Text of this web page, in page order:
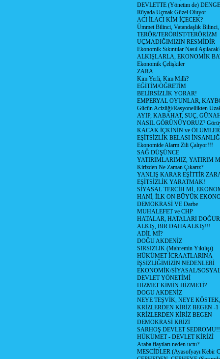
DEVLETTE (Yönetim de)
Rüyada Uçmak Güzel Oluyor
ACI İLACI KİM İÇECEK?
Ümmet Bilinci, Vatandaşlık
TERÖR/TERÖRİST/TERÖRİZM
UÇMADIĞIMIZIN RESMİDİR
Ekonomik Sıkıntılar Nasıl
ALKIŞLARLA, EKONOMİK
Ekonomik Çelişkiler
ZARA
Kim Yerli, Kim Milli?
EĞİTİM/ÖĞRETİM
BELİRSİZLİK YORAR!
EMPERYAL OYUNLAR,
Gücün Acizliği/Rasyonellikten
AYIP, KABAHAT, SUÇ,
NASIL GÖRÜNÜYORUZ?
KACAK İÇKİNİN ve
EŞİTSİZLİK BELASI
Ekonomide Alarm Zili Çalıyor!!!
SAĞ DÜŞÜNCE
YATIRIMLARIMIZ, YATIRIM
Kirizden Ne Zaman Çıkarız?
YANLIŞ KARAR EŞİTTİR
EŞİTSİZLİK YARATMAK!
SİYASAL TERCİH Mİ,
HANİ, İLK ON BÜYÜK
DEMOKRASİ VE Darbe
MUHALEFET ve CHP
HATALAR, HATALARI
ALKIŞ, BİR DAHA ALKIŞ!!!
ADİL Mİ?
DOĞU AKDENİZ
SIRSIZLIK (Mahremin Yıkılışı)
HÜKÜMET İCRAATLARINA
İŞSİZLİĞİMİZİN NEDENLERİ
EKONOMİK/SİYASAL/
DEVLET YÖNETİMİ
HİZMET KİMİN HİZMETİ?
DOGU AKDENİZ
NEYE TEŞVİK, NEYE
KRİZLERDEN KİRİZ BEGEN -1
KRİZLERDEN KİRİZ BEGEN
DEMOKRASİ KRİZİ
SARHOŞ DEVLET SEDROMU!!
HÜKÜMET - DEVLET KİRİZİ
Araba fiaytları neden uctu?
MESCİDLER (Ayasofyayı Kebir